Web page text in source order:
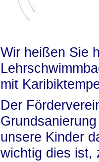
Wir heißen Sie
mit
Der
unsere Kinder
wichtig dies ist,